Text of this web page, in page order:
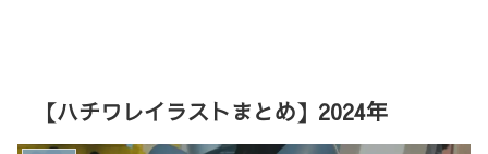
【ハチワレイラストまとめ】2024年